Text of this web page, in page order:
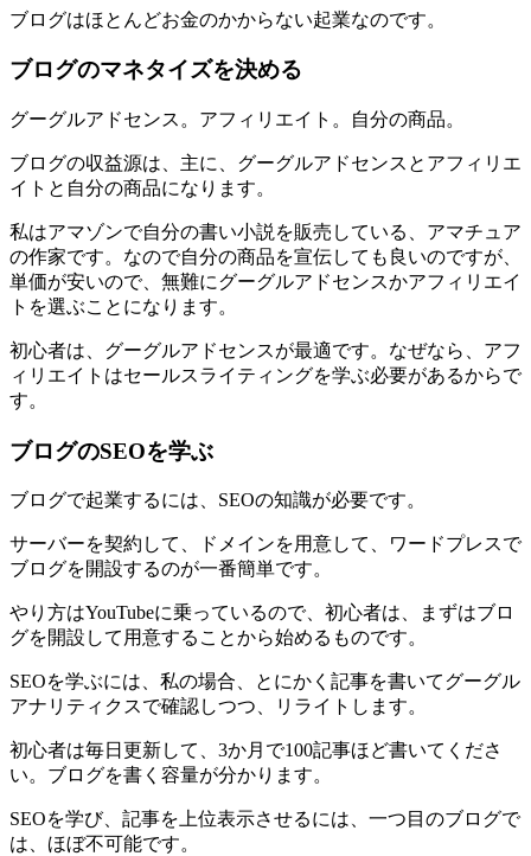
ブログはほとんどお金のかからない起業なのです。
ブログのマネタイズを決める
グーグルアドセンス。アフィリエイト。自分の商品。
ブログの収益源は、主に、グーグルアドセンスとアフィリエ
イトと自分の商品になります。
私はアマゾンで自分の書い小説を販売している、アマチュア
の作家です。なので自分の商品を宣伝しても良いのですが、
単価が安いので、無難にグーグルアドセンスかアフィリエイ
トを選ぶことになります。
初心者は、グーグルアドセンスが最適です。なぜなら、アフ
ィリエイトはセールスライティングを学ぶ必要があるからで
す。
ブログのSEOを学ぶ
ブログで起業するには、SEOの知識が必要です。
サーバーを契約して、ドメインを用意して、ワードプレスで
ブログを開設するのが一番簡単です。
やり方はYouTubeに乗っているので、初心者は、まずはブロ
グを開設して用意することから始めるものです。
SEOを学ぶには、私の場合、とにかく記事を書いてグーグル
アナリティクスで確認しつつ、リライトします。
初心者は毎日更新して、3か月で100記事ほど書いてくださ
い。ブログを書く容量が分かります。
SEOを学び、記事を上位表示させるには、一つ目のブログで
は、ほぼ不可能です。